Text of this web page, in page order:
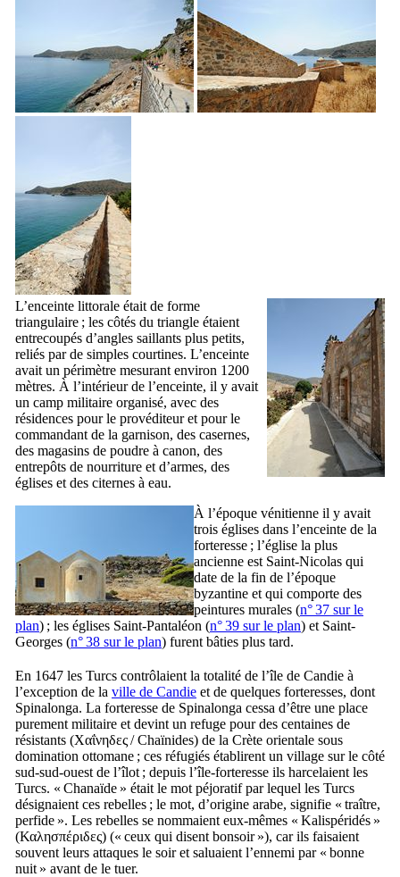
L’enceinte littorale était de forme
triangulaire ; les côtés du triangle étaient
entrecoupés d’angles saillants plus petits,
reliés par de simples courtines. L’enceinte
avait un périmètre mesurant environ 1200
mètres. À l’intérieur de l’enceinte, il y avait
un camp militaire organisé, avec des
résidences pour le provéditeur et pour le
commandant de la garnison, des casernes,
des magasins de poudre à canon, des
entrepôts de nourriture et d’armes, des
églises et des citernes à eau.
À l’époque vénitienne il y avait
trois églises dans l’enceinte de la
forteresse ; l’église la plus
ancienne est Saint-Nicolas qui
date de la fin de l’époque
byzantine et qui comporte des
peintures murales (n° 37 sur le
plan) ; les églises Saint-Pantaléon (n° 39 sur le plan) et Saint-
Georges (n° 38 sur le plan) furent bâties plus tard.
En 1647 les Turcs contrôlaient la totalité de l’île de Candie à
l’exception de la ville de Candie et de quelques forteresses, dont
Spinalonga. La forteresse de Spinalonga cessa d’être une place
purement militaire et devint un refuge pour des centaines de
résistants (Χαΐνηδες/Chaïnides) de la Crète orientale sous
domination ottomane ; ces réfugiés établirent un village sur le côté
sud-sud-ouest de l’îlot ; depuis l’île-forteresse ils harcelaient les
Turcs. « Chanaïde » était le mot péjoratif par lequel les Turcs
désignaient ces rebelles ; le mot, d’origine arabe, signifie « traître,
perfide ». Les rebelles se nommaient eux-mêmes « Kalispéridés »
(Καλησπέριδες) (« ceux qui disent bonsoir »), car ils faisaient
souvent leurs attaques le soir et saluaient l’ennemi par « bonne
nuit » avant de le tuer.